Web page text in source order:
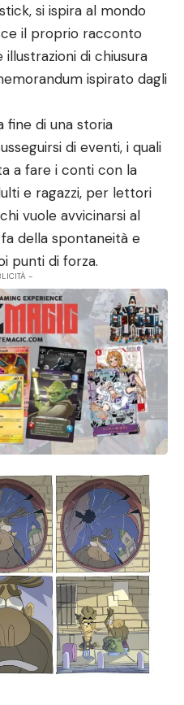
si ispira al mondo
il proprio racconto
di chiusura
ispirato dagli
fine di una storia
di eventi, i quali
a fare i conti con la
e ragazzi, per lettori
vuole avvicinarsi al
della spontaneità e
punti di forza.
-